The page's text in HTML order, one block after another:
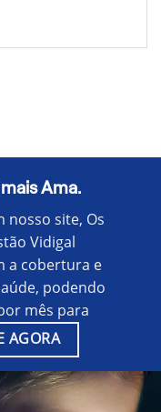
Ama.
nosso site, Os
Vidigal
a cobertura e
podendo
mês para
AGORA